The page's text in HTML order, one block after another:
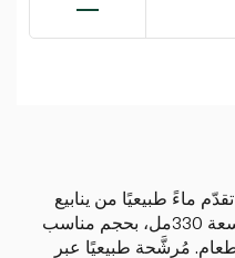
ماءً طبيعيًا من ينابيع
جبال الألب الفرنسية في عبوة سعة 330مل، بحجم مناسب
مُرشَّحة طبيعيًا عبر